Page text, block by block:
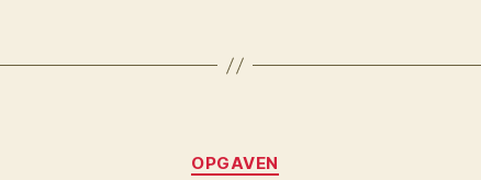
Categorieën
OPGAVEN